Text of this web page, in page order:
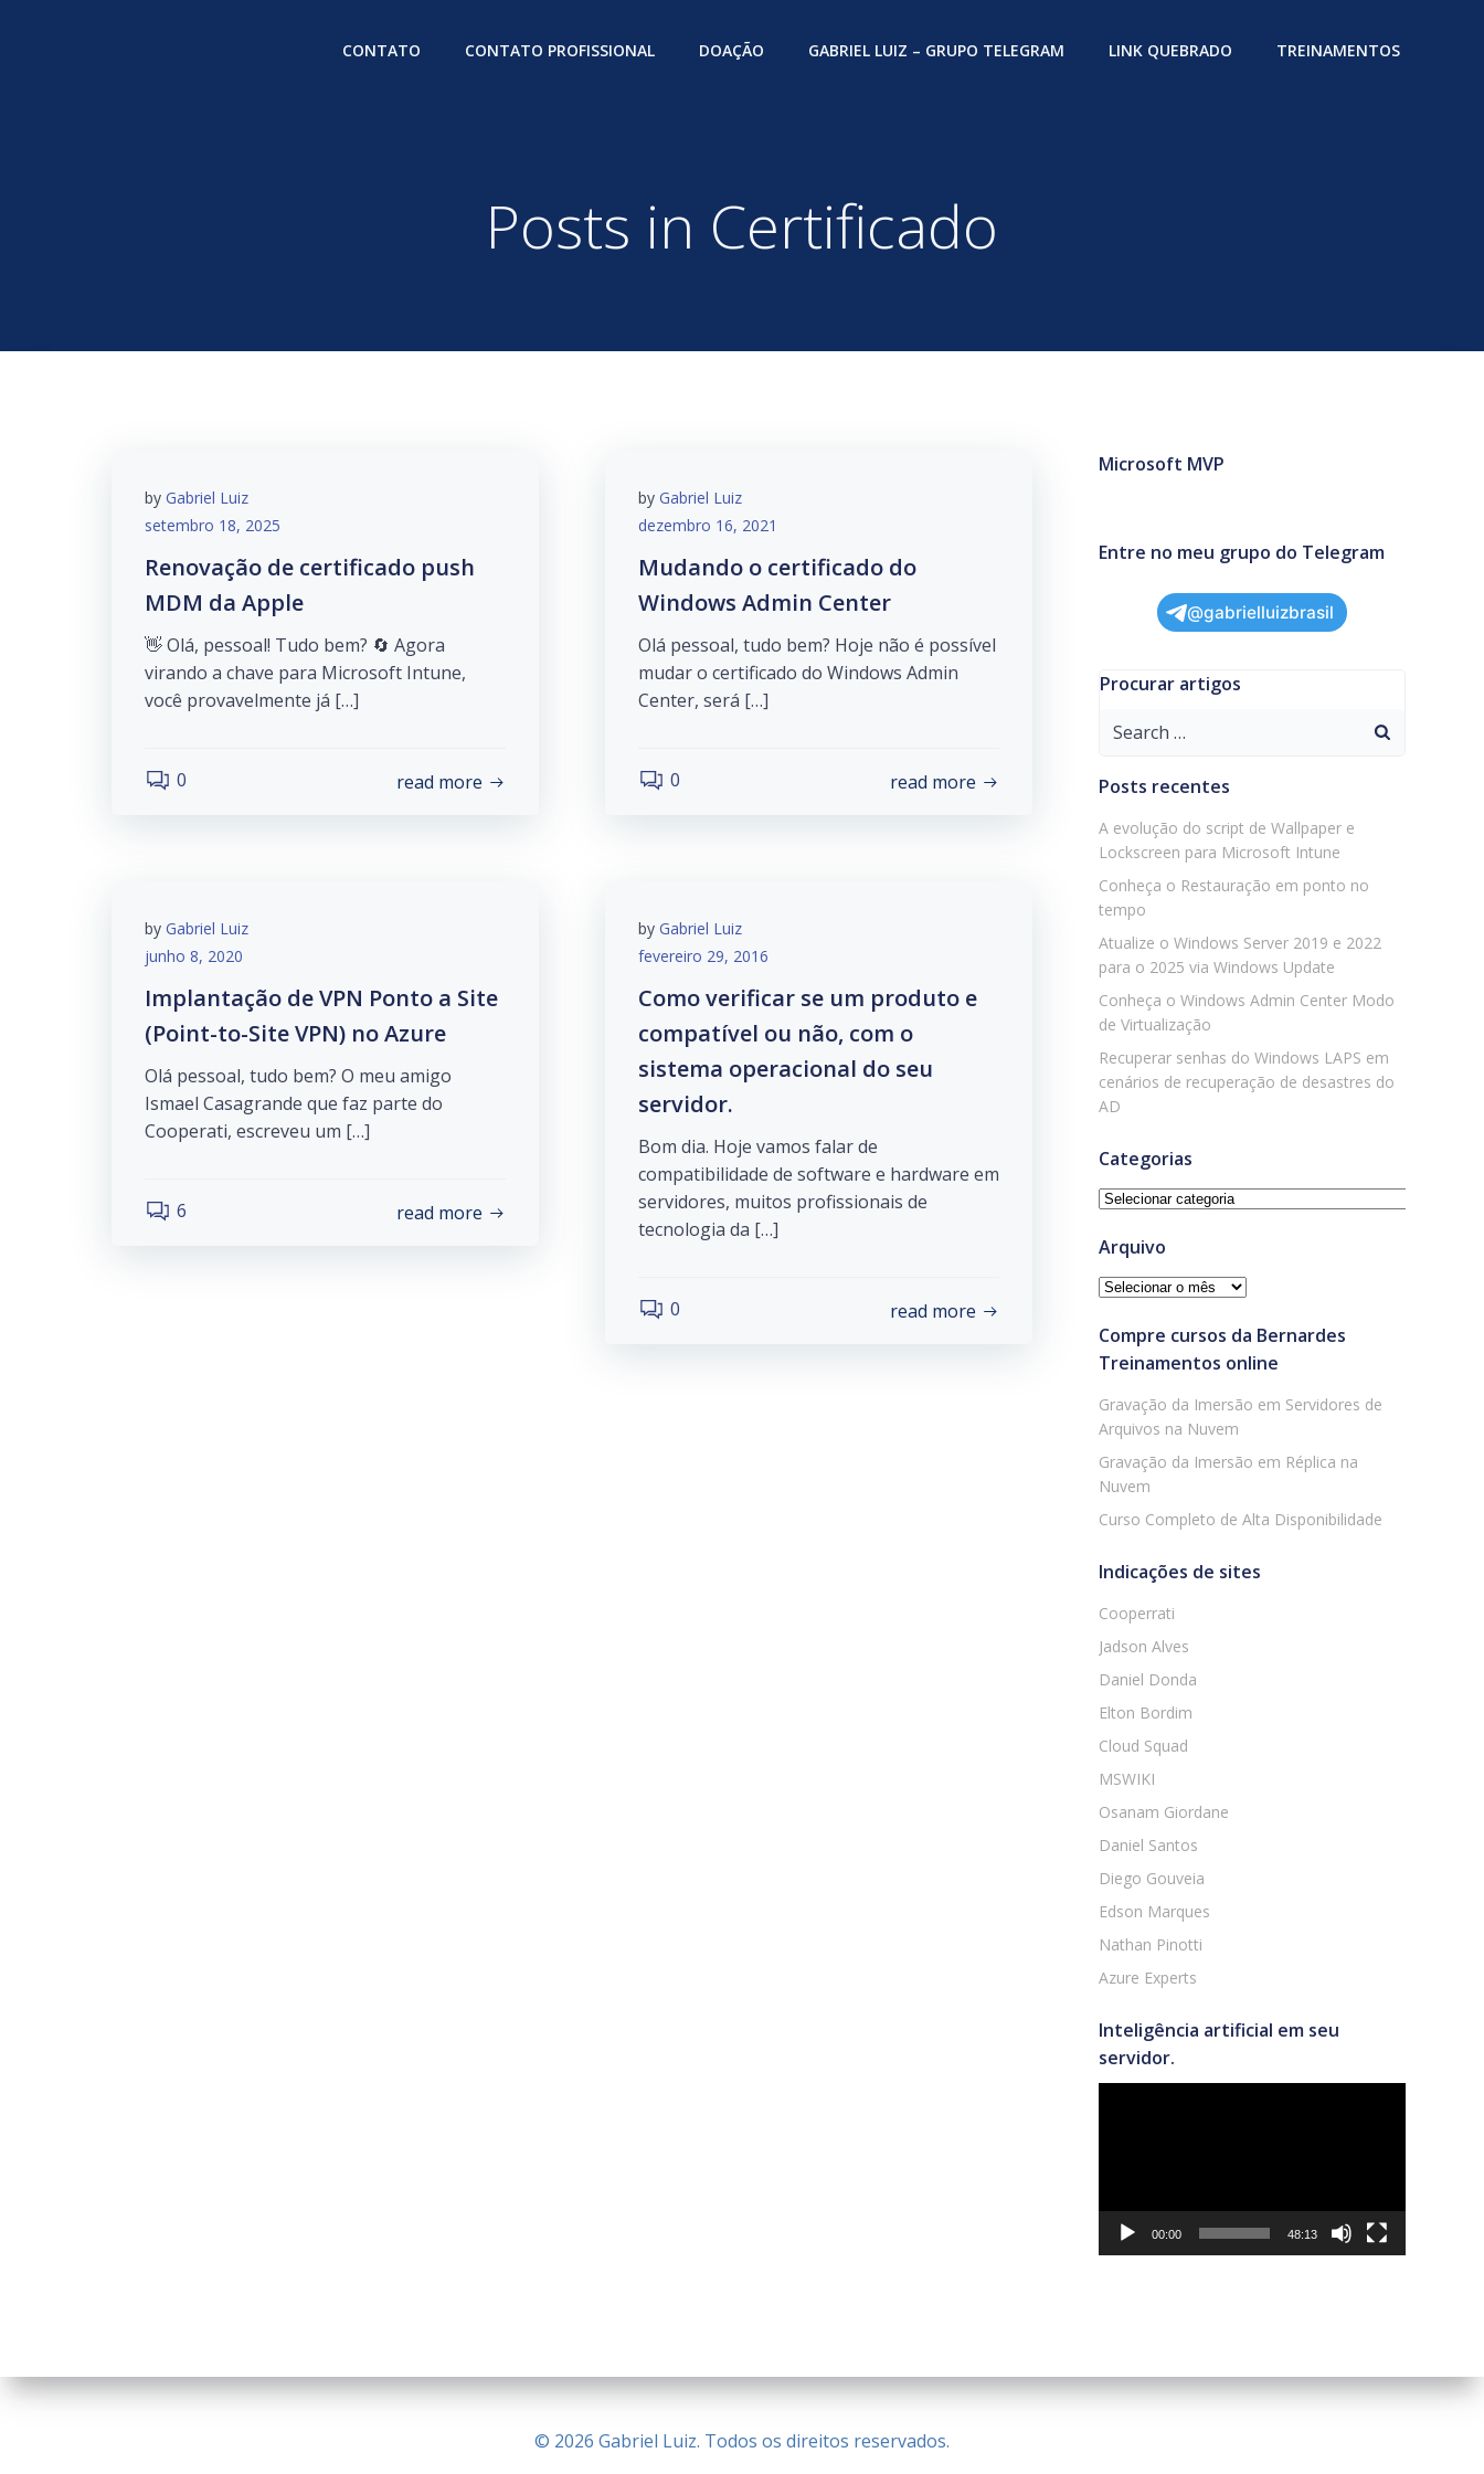
CONTATO CONTATO PROFISSIONAL DOAÇÃO GABRIEL LUIZ – GRUPO TELEGRAM LINK QUEBRADO TREINAMENTOS
Posts in Certificado
by Gabriel Luiz
setembro 18, 2025
Renovação de certificado push
MDM da Apple
👋 Olá, pessoal! Tudo bem? 🔄 Agora
virando a chave para Microsoft Intune,
você provavelmente já […]
0 read more
by Gabriel Luiz
dezembro 16, 2021
Mudando o certificado do
Windows Admin Center
Olá pessoal, tudo bem? Hoje não é possível
mudar o certificado do Windows Admin
Center, será […]
0 read more
by Gabriel Luiz
junho 8, 2020
Implantação de VPN Ponto a Site
(Point-to-Site VPN) no Azure
Olá pessoal, tudo bem? O meu amigo
Ismael Casagrande que faz parte do
Cooperati, escreveu um […]
6 read more
by Gabriel Luiz
fevereiro 29, 2016
Como verificar se um produto e
compatível ou não, com o
sistema operacional do seu
servidor.
Bom dia. Hoje vamos falar de
compatibilidade de software e hardware em
servidores, muitos profissionais de
tecnologia da […]
0 read more
Microsoft MVP
Entre no meu grupo do Telegram
@gabrielluizbrasil
Procurar artigos
Search
Posts recentes
A evolução do script de Wallpaper e
Lockscreen para Microsoft Intune
Conheça o Restauração em ponto no
tempo
Atualize o Windows Server 2019 e 2022
para o 2025 via Windows Update
Conheça o Windows Admin Center Modo
de Virtualização
Recuperar senhas do Windows LAPS em
cenários de recuperação de desastres do
AD
Categorias
Categorias
Arquivo
Arquivo
Compre cursos da Bernardes
Treinamentos online
Gravação da Imersão em Servidores de
Arquivos na Nuvem
Gravação da Imersão em Réplica na
Nuvem
Curso Completo de Alta Disponibilidade
Indicações de sites
Cooperrati
Jadson Alves
Daniel Donda
Elton Bordim
Cloud Squad
MSWIKI
Osanam Giordane
Daniel Santos
Diego Gouveia
Edson Marques
Nathan Pinotti
Azure Experts
Inteligência artificial em seu
servidor.
00:00 48:13
© 2026 Gabriel Luiz. Todos os direitos reservados.